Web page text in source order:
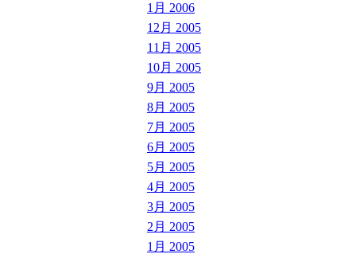
1月 2006
12月 2005
11月 2005
10月 2005
9月 2005
8月 2005
7月 2005
6月 2005
5月 2005
4月 2005
3月 2005
2月 2005
1月 2005